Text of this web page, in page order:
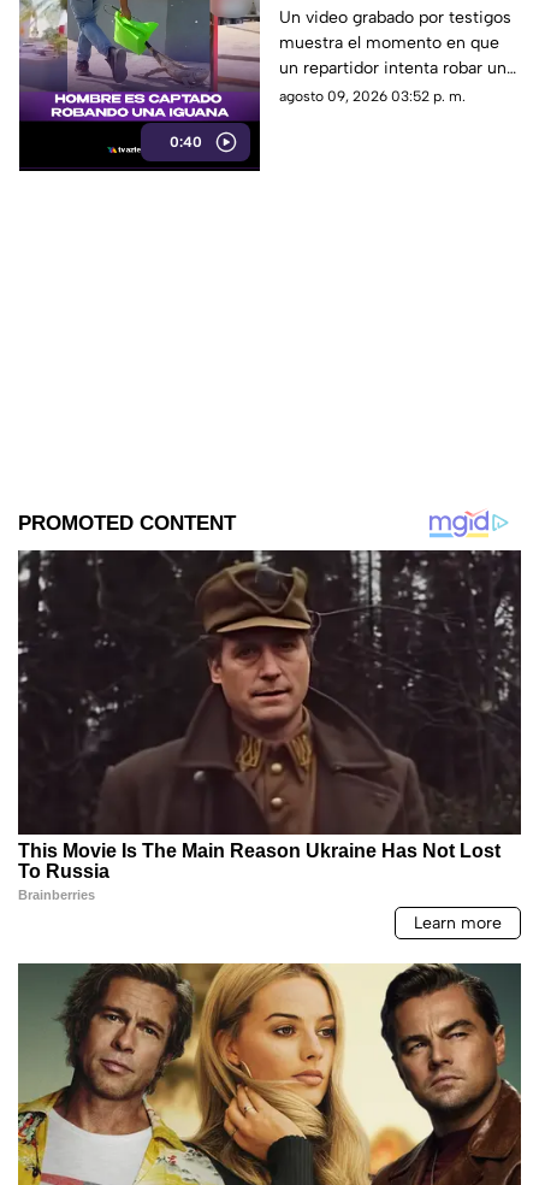
0:40
intenta robar a una
iguana
Un video grabado por testigos
muestra el momento en que
un repartidor intenta robar una
iguana verde en Tuxpan,
agosto 09, 2026 03:52 p. m.